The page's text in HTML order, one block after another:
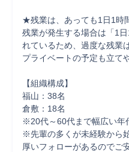
★残業は、あっても1日1時
残業が発生する場合は「1
れているため、過度な残業
プライベートの予定も立て
【組織構成】
福山：38名
倉敷：18名
※20代～60代まで幅広い年
※先輩の多くが未経験から
厚いフォローがあるのでご